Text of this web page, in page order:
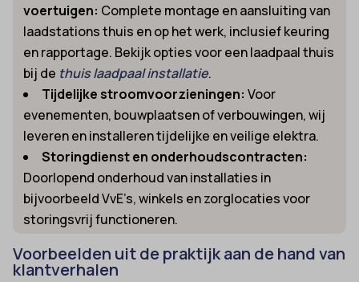
voertuigen: Complete montage en aansluiting van
laadstations thuis en op het werk, inclusief keuring
en rapportage. Bekijk opties voor een laadpaal thuis
bij de thuis laadpaal installatie.
Tijdelijke stroomvoorzieningen: Voor
evenementen, bouwplaatsen of verbouwingen, wij
leveren en installeren tijdelijke en veilige elektra.
Storingdienst en onderhoudscontracten:
Doorlopend onderhoud van installaties in
bijvoorbeeld VvE’s, winkels en zorglocaties voor
storingsvrij functioneren.
Voorbeelden uit de praktijk aan de hand van
klantverhalen